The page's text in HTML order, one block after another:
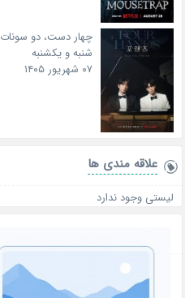
چهار دست، دو سونات
شنبه و یکشنبه
۰۷ شهریور ۱۴۰۵
علاقه‌ مندی ها
لیستی وجود ندارد